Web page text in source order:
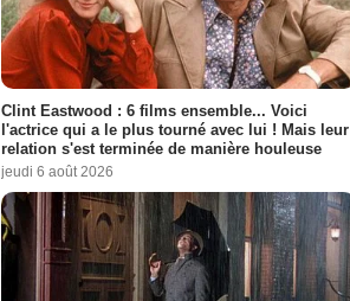
Clint Eastwood : 6 films ensemble... Voici
l'actrice qui a le plus tourné avec lui ! Mais leur
relation s'est terminée de manière houleuse
jeudi 6 août 2026